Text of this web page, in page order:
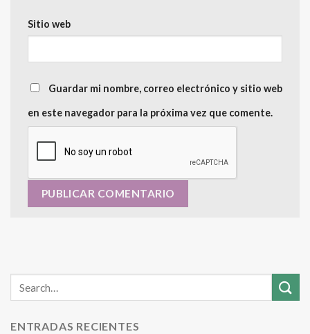
Sitio web
Guardar mi nombre, correo electrónico y sitio web
en este navegador para la próxima vez que comente.
ENTRADAS RECIENTES